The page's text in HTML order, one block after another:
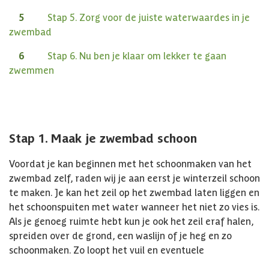
Stap 5. Zorg voor de juiste waterwaardes in je
zwembad
Stap 6. Nu ben je klaar om lekker te gaan
zwemmen
Stap 1. Maak je zwembad schoon
Voordat je kan beginnen met het schoonmaken van het
zwembad zelf, raden wij je aan eerst je winterzeil schoon
te maken. Je kan het zeil op het zwembad laten liggen en
het schoonspuiten met water wanneer het niet zo vies is.
Als je genoeg ruimte hebt kun je ook het zeil eraf halen,
spreiden over de grond, een waslijn of je heg en zo
schoonmaken. Zo loopt het vuil en eventuele